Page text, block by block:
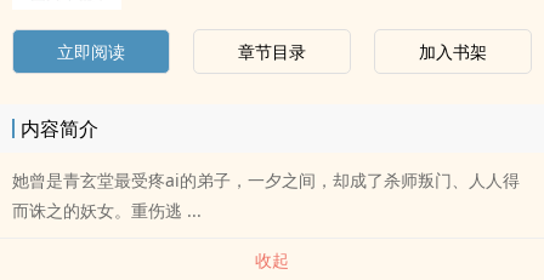
立即阅读 章节目录 加入书架
内容简介
她曾是青玄堂最受疼ai的弟子，一夕之间，却成了杀师叛门、人人得
而诛之的妖女。重伤逃 ...
收起